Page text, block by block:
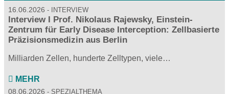
16.06.2026 INTERVIEW
Interview I Prof. Nikolaus Rajewsky, Einstein-
Zentrum für Early Disease Interception: Zellbasierte
Präzisionsmedizin aus Berlin
Milliarden Zellen, hunderte Zelltypen, viele…
MEHR
08.06.2026 SPEZIALTHEMA